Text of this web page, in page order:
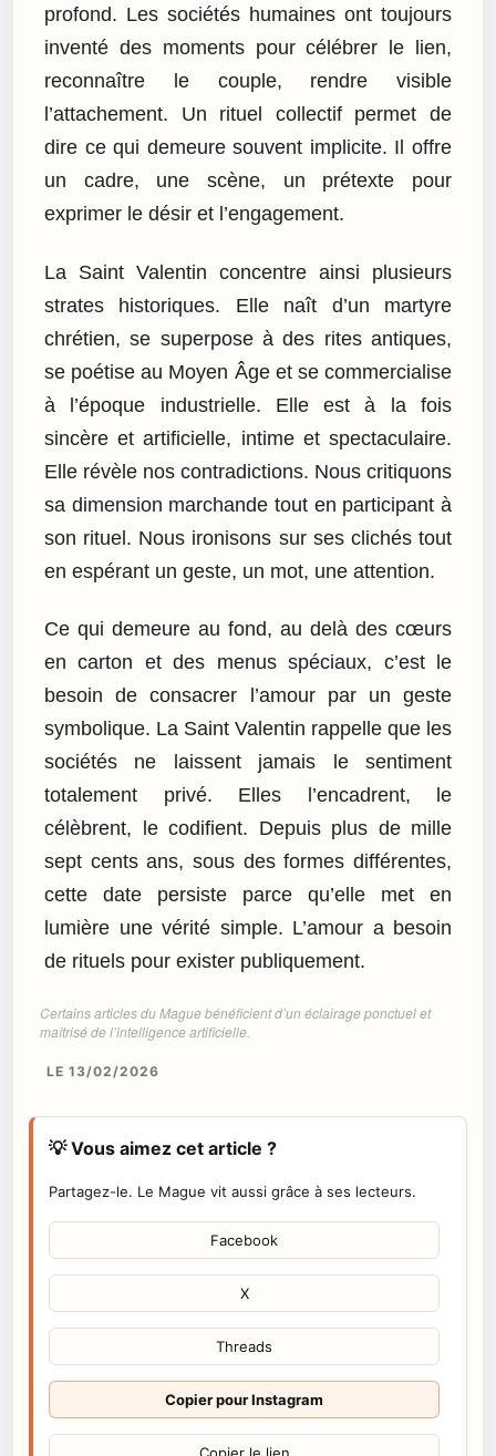
profond. Les sociétés humaines ont toujours
inventé des moments pour célébrer le lien,
reconnaître le couple, rendre visible
l’attachement. Un rituel collectif permet de
dire ce qui demeure souvent implicite. Il offre
un cadre, une scène, un prétexte pour
exprimer le désir et l’engagement.
La Saint Valentin concentre ainsi plusieurs
strates historiques. Elle naît d’un martyre
chrétien, se superpose à des rites antiques,
se poétise au Moyen Âge et se commercialise
à l’époque industrielle. Elle est à la fois
sincère et artificielle, intime et spectaculaire.
Elle révèle nos contradictions. Nous critiquons
sa dimension marchande tout en participant à
son rituel. Nous ironisons sur ses clichés tout
en espérant un geste, un mot, une attention.
Ce qui demeure au fond, au delà des cœurs
en carton et des menus spéciaux, c’est le
besoin de consacrer l’amour par un geste
symbolique. La Saint Valentin rappelle que les
sociétés ne laissent jamais le sentiment
totalement privé. Elles l’encadrent, le
célèbrent, le codifient. Depuis plus de mille
sept cents ans, sous des formes différentes,
cette date persiste parce qu’elle met en
lumière une vérité simple. L’amour a besoin
de rituels pour exister publiquement.
Certains articles du Mague bénéficient d’un éclairage ponctuel et
maîtrisé de l’intelligence artificielle.
LE 13/02/2026
💡 Vous aimez cet article ?
Partagez-le. Le Mague vit aussi grâce à ses lecteurs.
Facebook
X
Threads
Copier pour Instagram
Copier le lien